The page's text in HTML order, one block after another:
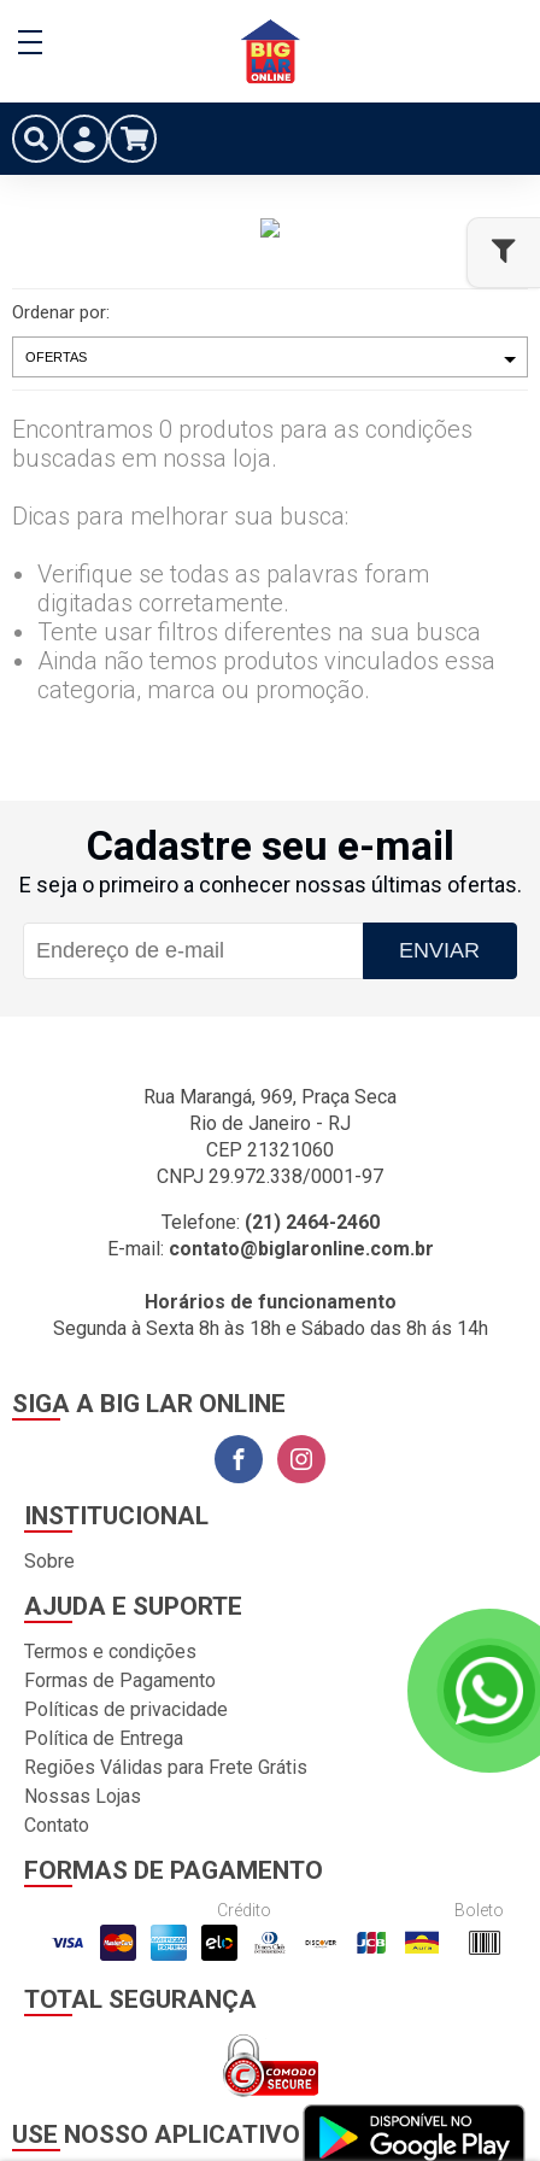
Ordenar por:
Encontramos 0 produtos para as condições
buscadas em nossa loja.
Dicas para melhorar sua busca:
Verifique se todas as palavras foram
digitadas corretamente.
Tente usar filtros diferentes na sua busca
Ainda não temos produtos vinculados essa
categoria, marca ou promoção.
Cadastre seu e-mail
E seja o primeiro a conhecer nossas últimas ofertas.
ENVIAR
Rua Marangá, 969, Praça Seca
Rio de Janeiro - RJ
CEP 21321060
CNPJ 29.972.338/0001-97
Telefone: (21) 2464-2460
E-mail: contato@biglaronline.com.br
Horários de funcionamento
Segunda à Sexta 8h às 18h e Sábado das 8h ás 14h
SIGA A BIG LAR ONLINE
INSTITUCIONAL
Sobre
AJUDA E SUPORTE
Termos e condições
Formas de Pagamento
Políticas de privacidade
Política de Entrega
Regiões Válidas para Frete Grátis
Nossas Lojas
Contato
FORMAS DE PAGAMENTO
Crédito Boleto
TOTAL SEGURANÇA
USE NOSSO APLICATIVO